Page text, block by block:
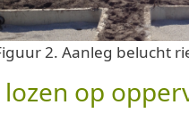
2. Aanleg belucht
op